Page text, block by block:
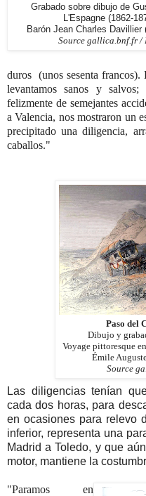
Grabado sobre dibujo de
L'Espagne (1862-
Barón Jean Charles Davillier
Source gallica.bnf.fr /
duros (unos sesenta
levantamos sanos y
felizmente de semejantes
a Valencia, nos mostraron un
precipitado una diligencia,
caballos."
Paso del
Dibujo y
Voyage pittoresque
Émile
Source
Las diligencias tenían
cada dos horas, para
en ocasiones para relevo
inferior, representa una
Madrid a Toledo, y que
motor, mantiene la
"Paramos en